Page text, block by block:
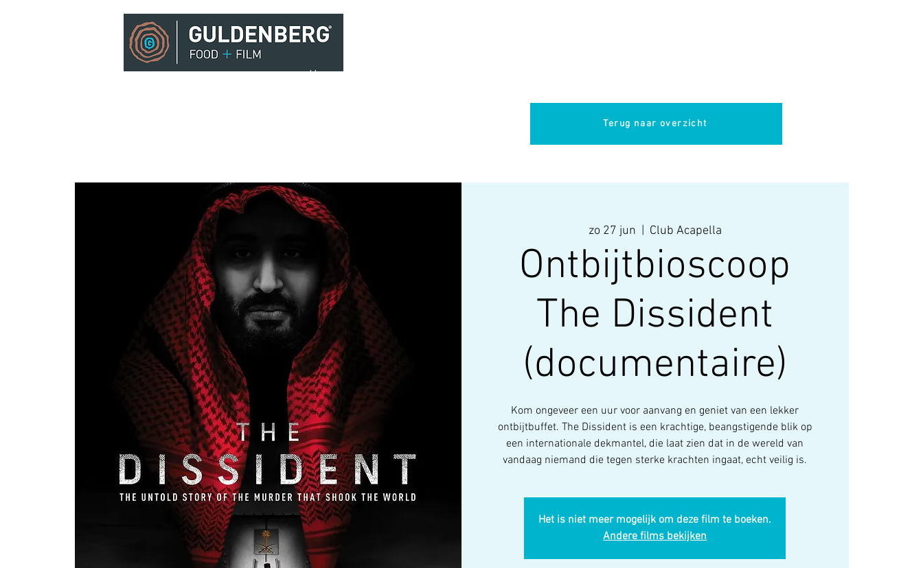
Home
Terug naar overzicht
zo 27 jun Club Acapella
Ontbijtbioscoop
The Dissident
(documentaire)
Kom ongeveer een uur voor aanvang en geniet van een lekker
ontbijtbuffet. The Dissident is een krachtige, beangstigende blik op
een internationale dekmantel, die laat zien dat in de wereld van
vandaag niemand die tegen sterke krachten ingaat, echt veilig is.
Het is niet meer mogelijk om deze film te boeken.
Andere films bekijken